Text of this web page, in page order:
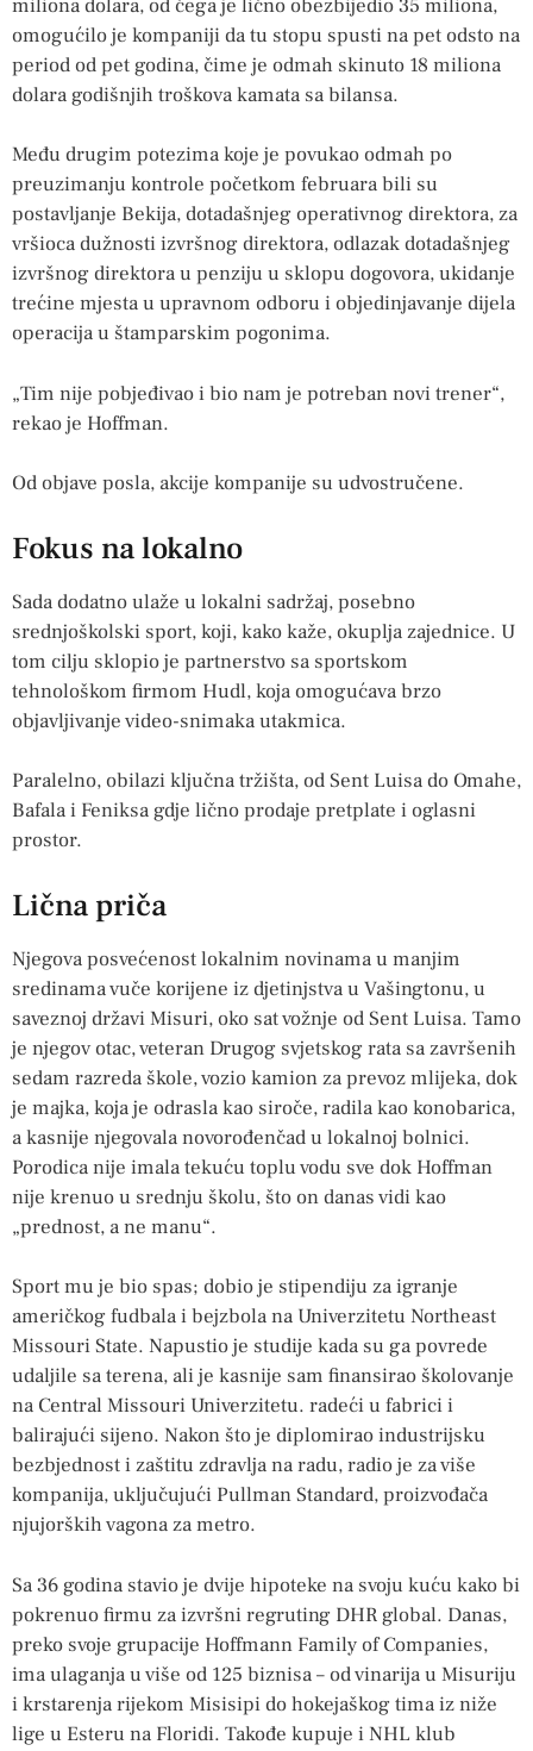
miliona dolara, od čega je lično obezbijedio 35 miliona,
omogućilo je kompaniji da tu stopu spusti na pet odsto na
period od pet godina, čime je odmah skinuto 18 miliona
dolara godišnjih troškova kamata sa bilansa.
Među drugim potezima koje je povukao odmah po
preuzimanju kontrole početkom februara bili su
postavljanje Bekija, dotadašnjeg operativnog direktora, za
vršioca dužnosti izvršnog direktora, odlazak dotadašnjeg
izvršnog direktora u penziju u sklopu dogovora, ukidanje
trećine mjesta u upravnom odboru i objedinjavanje dijela
operacija u štamparskim pogonima.
„Tim nije pobjeđivao i bio nam je potreban novi trener“,
rekao je Hoffman.
Od objave posla, akcije kompanije su udvostručene.
Fokus na lokalno
Sada dodatno ulaže u lokalni sadržaj, posebno
srednjoškolski sport, koji, kako kaže, okuplja zajednice. U
tom cilju sklopio je partnerstvo sa sportskom
tehnološkom firmom Hudl, koja omogućava brzo
objavljivanje video-snimaka utakmica.
Paralelno, obilazi ključna tržišta, od Sent Luisa do Omahe,
Bafala i Feniksa gdje lično prodaje pretplate i oglasni
prostor.
Lična priča
Njegova posvećenost lokalnim novinama u manjim
sredinama vuče korijene iz djetinjstva u Vašingtonu, u
saveznoj državi Misuri, oko sat vožnje od Sent Luisa. Tamo
je njegov otac, veteran Drugog svjetskog rata sa završenih
sedam razreda škole, vozio kamion za prevoz mlijeka, dok
je majka, koja je odrasla kao siroče, radila kao konobarica,
a kasnije njegovala novorođenčad u lokalnoj bolnici.
Porodica nije imala tekuću toplu vodu sve dok Hoffman
nije krenuo u srednju školu, što on danas vidi kao
„prednost, a ne manu“.
Sport mu je bio spas; dobio je stipendiju za igranje
američkog fudbala i bejzbola na Univerzitetu Northeast
Missouri State. Napustio je studije kada su ga povrede
udaljile sa terena, ali je kasnije sam finansirao školovanje
na Central Missouri Univerzitetu. radeći u fabrici i
balirajući sijeno. Nakon što je diplomirao industrijsku
bezbjednost i zaštitu zdravlja na radu, radio je za više
kompanija, uključujući Pullman Standard, proizvođača
njujorških vagona za metro.
Sa 36 godina stavio je dvije hipoteke na svoju kuću kako bi
pokrenuo firmu za izvršni regruting DHR global. Danas,
preko svoje grupacije Hoffmann Family of Companies,
ima ulaganja u više od 125 biznisa – od vinarija u Misuriju
i krstarenja rijekom Misisipi do hokejaškog tima iz niže
lige u Esteru na Floridi. Takođe kupuje i NHL klub